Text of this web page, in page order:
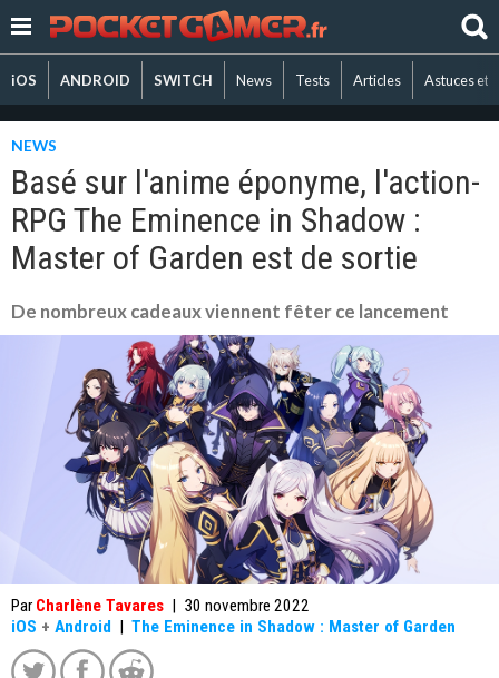
iOS ANDROID SWITCH News Tests Articles Astuces et
NEWS
Basé sur l'anime éponyme, l'action-
RPG The Eminence in Shadow :
Master of Garden est de sortie
De nombreux cadeaux viennent fêter ce lancement
Par Charlène Tavares | 30 novembre 2022
iOS + Android | The Eminence in Shadow : Master of Garden